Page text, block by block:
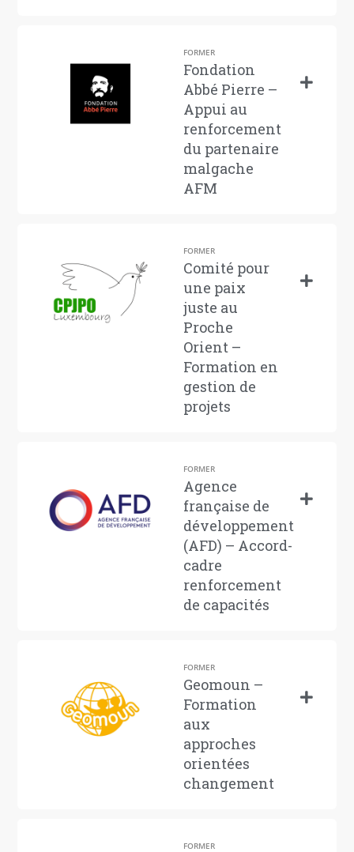
FORMER
Fondation
Abbé Pierre –
Appui au
renforcement
du partenaire
malgache
AFM
FORMER
Comité pour
une paix
juste au
Proche
Orient –
Formation en
gestion de
projets
FORMER
Agence
française de
développement
(AFD) – Accord-
cadre
renforcement
de capacités
FORMER
Geomoun –
Formation
aux
approches
orientées
changement
FORMER